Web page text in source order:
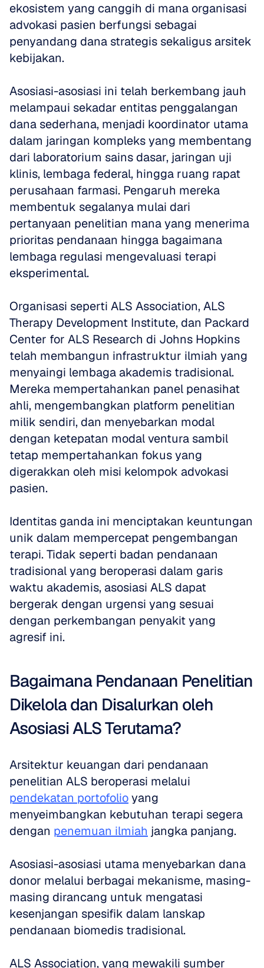
ekosistem yang canggih di mana organisasi
advokasi pasien berfungsi sebagai
penyandang dana strategis sekaligus arsitek
kebijakan.
Asosiasi-asosiasi ini telah berkembang jauh
melampaui sekadar entitas penggalangan
dana sederhana, menjadi koordinator utama
dalam jaringan kompleks yang membentang
dari laboratorium sains dasar, jaringan uji
klinis, lembaga federal, hingga ruang rapat
perusahaan farmasi. Pengaruh mereka
membentuk segalanya mulai dari
pertanyaan penelitian mana yang menerima
prioritas pendanaan hingga bagaimana
lembaga regulasi mengevaluasi terapi
eksperimental.
Organisasi seperti ALS Association, ALS
Therapy Development Institute, dan Packard
Center for ALS Research di Johns Hopkins
telah membangun infrastruktur ilmiah yang
menyaingi lembaga akademis tradisional.
Mereka mempertahankan panel penasihat
ahli, mengembangkan platform penelitian
milik sendiri, dan menyebarkan modal
dengan ketepatan modal ventura sambil
tetap mempertahankan fokus yang
digerakkan oleh misi kelompok advokasi
pasien.
Identitas ganda ini menciptakan keuntungan
unik dalam mempercepat pengembangan
terapi. Tidak seperti badan pendanaan
tradisional yang beroperasi dalam garis
waktu akademis, asosiasi ALS dapat
bergerak dengan urgensi yang sesuai
dengan perkembangan penyakit yang
agresif ini.
Bagaimana Pendanaan Penelitian
Dikelola dan Disalurkan oleh
Asosiasi ALS Terutama?
Arsitektur keuangan dari pendanaan
pendekatan portofolio yang
menyeimbangkan kebutuhan terapi segera
dengan penemuan ilmiah jangka panjang.
Asosiasi-asosiasi utama menyebarkan dana
donor melalui berbagai mekanisme, masing-
masing dirancang untuk mengatasi
kesenjangan spesifik dalam lanskap
pendanaan biomedis tradisional.
ALS Association, yang mewakili sumber